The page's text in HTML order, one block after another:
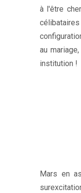
à l'être
au
institution !
Mars en